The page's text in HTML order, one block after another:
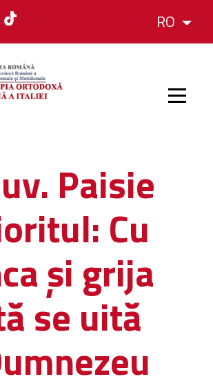
RO
ORGANIZAREA
Structura
Administrativă
Mănăstiri,
biserici și
Paisie
Cu
şi grija
se uită